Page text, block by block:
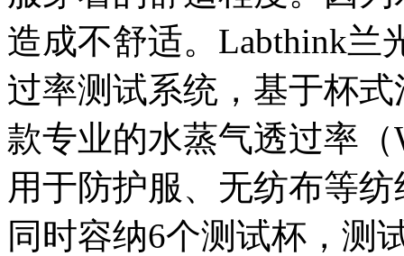
造成不舒适。Labthink兰
过率测试系统，基于杯
款专业的水蒸气透过率
用于防护服、无纺布等
同时容纳6个测试杯，测